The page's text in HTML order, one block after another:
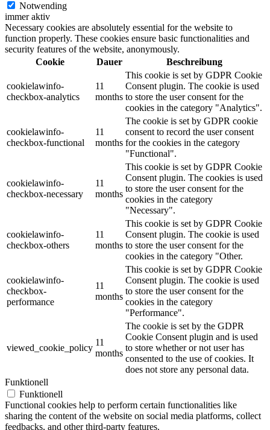
Notwending
immer aktiv
Necessary cookies are absolutely essential for the website to
function properly. These cookies ensure basic functionalities and
security features of the website, anonymously.
Cookie
Dauer Beschreibung
cookielawinfo-
checkbox-analytics
11
months
This cookie is set by GDPR Cookie
Consent plugin. The cookie is used
to store the user consent for the
cookies in the category "Analytics".
cookielawinfo-
checkbox-functional
11
months
The cookie is set by GDPR cookie
consent to record the user consent
for the cookies in the category
"Functional".
cookielawinfo-
checkbox-necessary
11
months
This cookie is set by GDPR Cookie
Consent plugin. The cookies is used
to store the user consent for the
cookies in the category
"Necessary".
cookielawinfo-
checkbox-others
11
months
This cookie is set by GDPR Cookie
Consent plugin. The cookie is used
to store the user consent for the
cookies in the category "Other.
cookielawinfo-
checkbox-
performance
11
months
This cookie is set by GDPR Cookie
Consent plugin. The cookie is used
to store the user consent for the
cookies in the category
"Performance".
viewed_cookie_policy
11
months
The cookie is set by the GDPR
Cookie Consent plugin and is used
to store whether or not user has
consented to the use of cookies. It
does not store any personal data.
Funktionell
Funktionell
Functional cookies help to perform certain functionalities like
sharing the content of the website on social media platforms, collect
feedbacks, and other third-party features.